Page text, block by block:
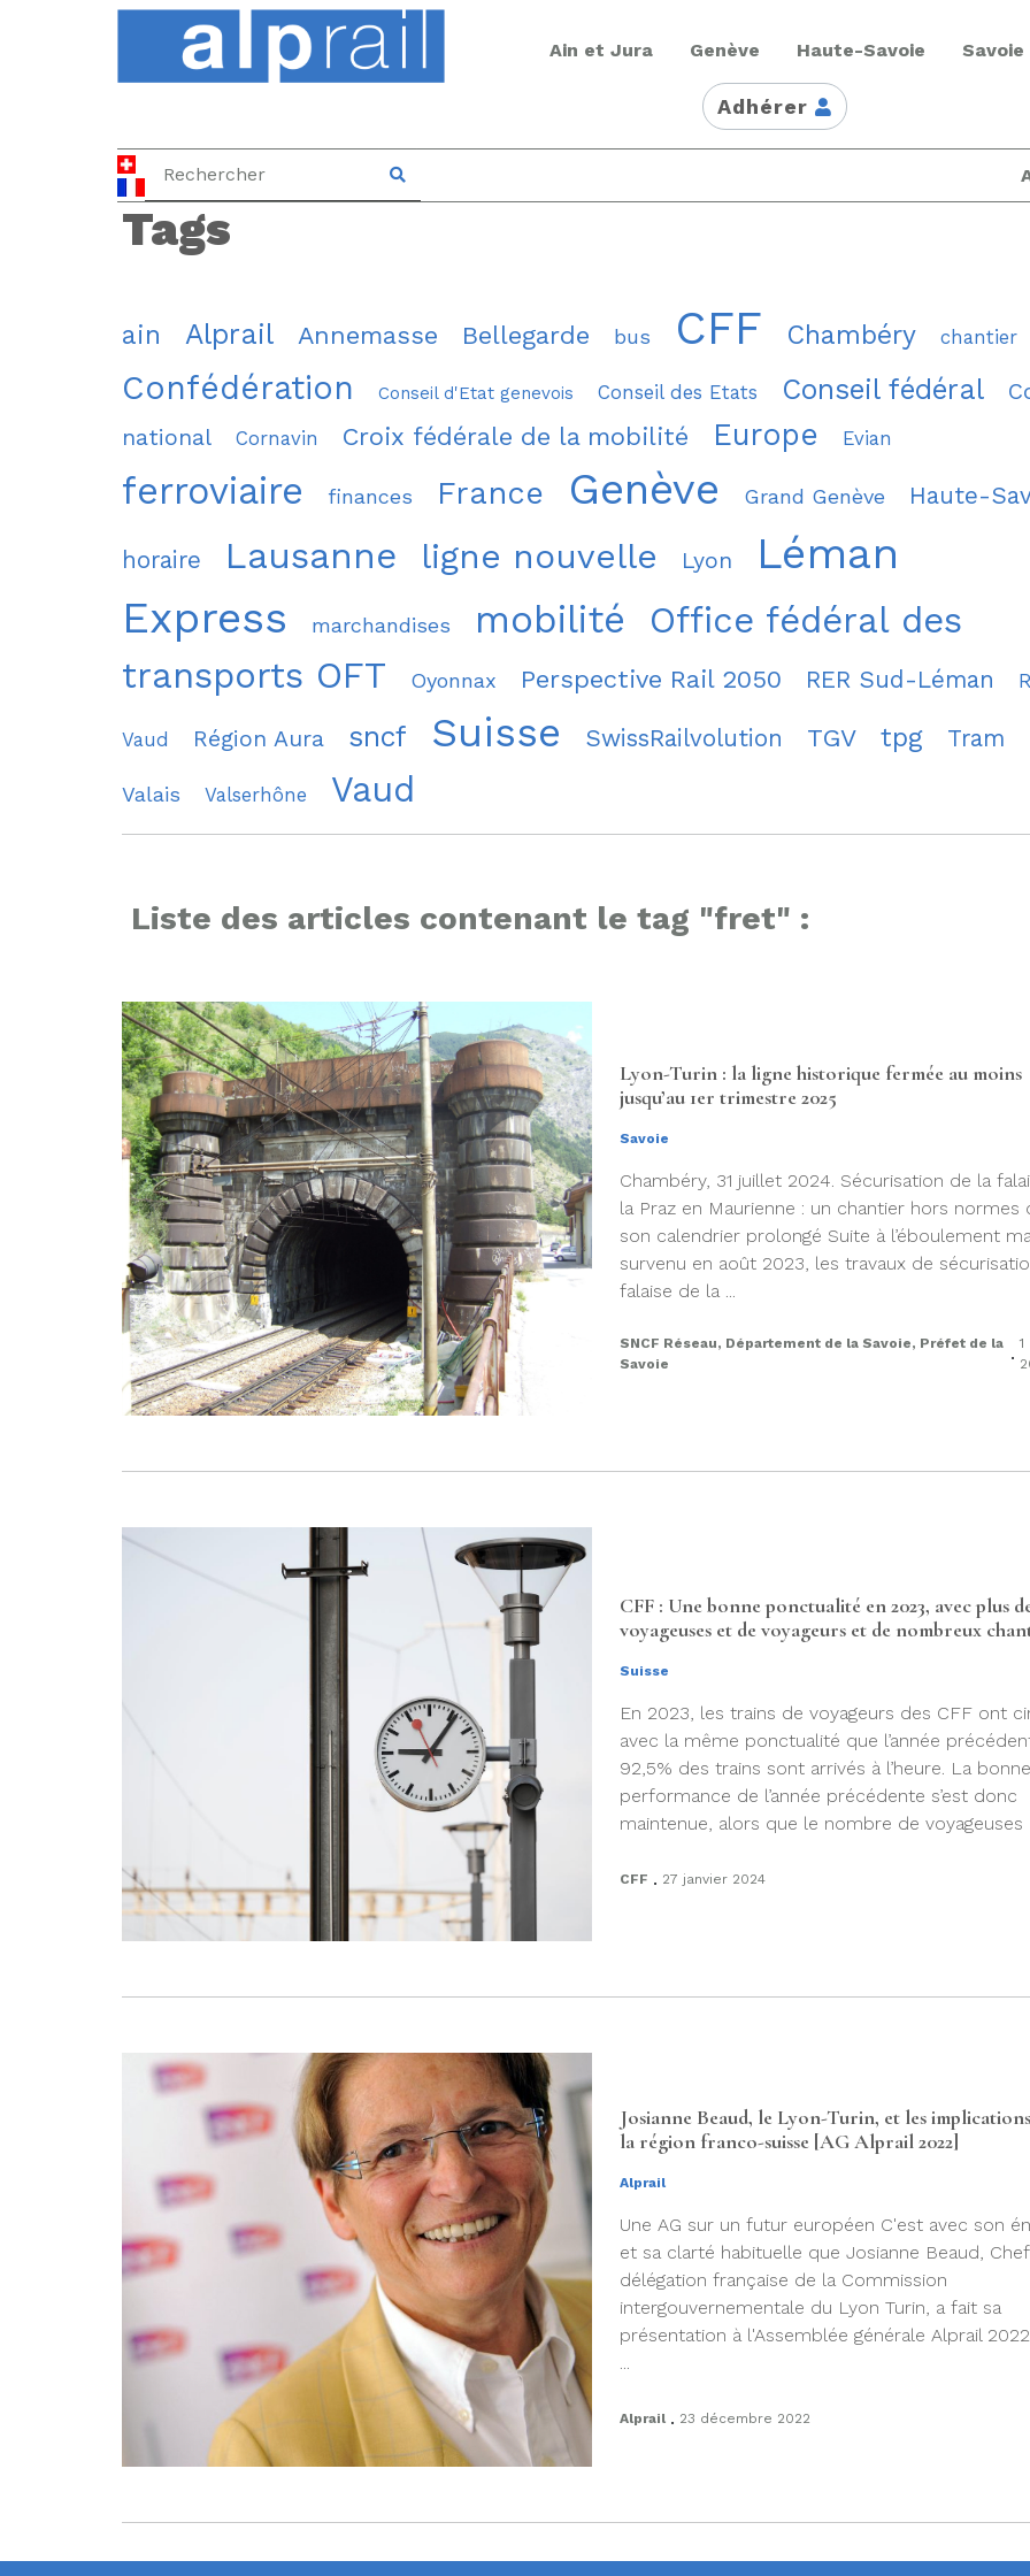
Ain et Jura Genève Haute-Savoie Savoie
Adhérer
Tags
ain Alprail Annemasse Bellegarde bus CFF Chambéry chantier
Confédération Conseil d'Etat genevois Conseil des Etats Conseil fédéral
national
Cornavin Croix fédérale de la mobilité Europe Evian
ferroviaire finances France Genève Grand Genève Haute-
horaire Lausanne ligne nouvelle Lyon
Léman
Express
marchandises mobilité
Office fédéral des
transports OFT
Oyonnax Perspective Rail 2050 RER Sud-Léman
Vaud Région Aura sncf Suisse SwissRailvolution TGV tpg Tram
Valais Valserhône Vaud
Liste des articles contenant le tag "fret" :
Lyon-Turin : la ligne historique fermée au moins
jusqu’au 1er trimestre 2025
Savoie
Chambéry, 31 juillet 2024. Sécurisation de la
la Praz en Maurienne : un chantier hors normes
son calendrier prolongé Suite à l’éboulement
survenu en août 2023, les travaux de
falaise de la ...
SNCF Réseau, Département de la Savoie, Préfet de la
Savoie
. 1
CFF : Une bonne ponctualité en 2023, avec plus
voyageuses et de voyageurs et de nombreux
Suisse
En 2023, les trains de voyageurs des CFF ont
avec la même ponctualité que l’année
92,5% des trains sont arrivés à l’heure. La bonne
performance de l’année précédente s’est donc
maintenue, alors que le nombre de voyageuses
CFF . 27 janvier 2024
Josianne Beaud, le Lyon-Turin, et les
la région franco-suisse [AG Alprail 2022]
Alprail
Une AG sur un futur européen C'est avec son
et sa clarté habituelle que Josianne Beaud,
délégation française de la Commission
intergouvernementale du Lyon Turin, a fait sa
présentation à l'Assemblée générale Alprail
...
Alprail . 23 décembre 2022